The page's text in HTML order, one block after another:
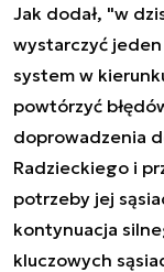
Jak dodał, "w
wystarczyć
system w
powtórzyć
doprowadzenia
Radzieckiego i
potrzeby jej
kontynuacja
kluczowych